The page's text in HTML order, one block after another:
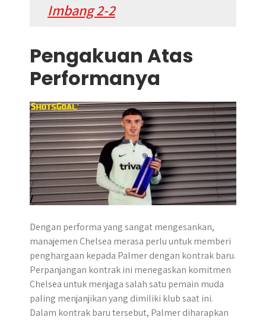
Imbang 2-2
Pengakuan Atas
Performanya
Dengan performa yang sangat mengesankan,
manajemen Chelsea merasa perlu untuk memberi
penghargaan kepada Palmer dengan kontrak baru.
Perpanjangan kontrak ini menegaskan komitmen
Chelsea untuk menjaga salah satu pemain muda
paling menjanjikan yang dimiliki klub saat ini.
Dalam kontrak baru tersebut, Palmer diharapkan